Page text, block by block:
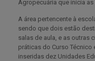
Agropecuária que inicia
A área pertencente à
sendo que dois estão
salas de aula, e as outras
práticas do Curso Técnico
inseridas dez Unidades